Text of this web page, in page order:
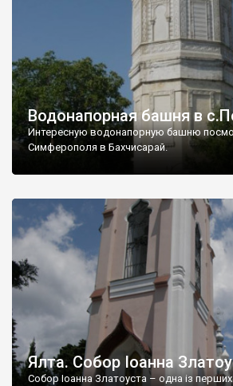
Водонапорная башня в
Интересную водонапорную башню
Симферополя в Бахчисарай.
Ялта. Собор Іоанна
Собор Іоанна Златоуста – одна із